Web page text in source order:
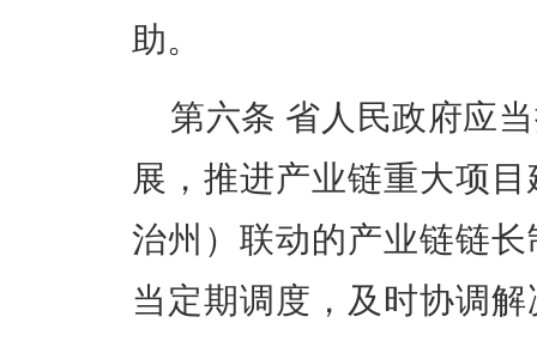
助。
第六条 省人民政府应
展，推进产业链重大项
治州）联动的产业链链
当定期调度，及时协调